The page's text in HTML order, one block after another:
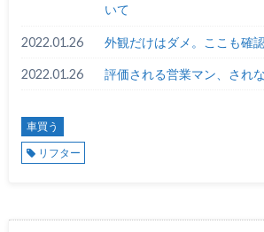
いて
2022.01.26 外観だけはダメ。ここも確
2022.01.26 評価される営業マン、され
車買う
リフター